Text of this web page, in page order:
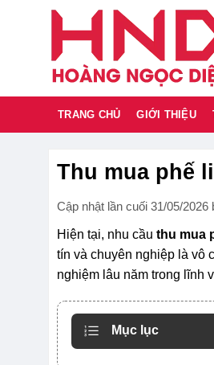
TRANG CHỦ GIỚI THIỆU
Thu mua phế
Cập nhật lần cuối 31/05/2026
Hiện tại, nhu cầuthu mua
tín và chuyên nghiệp là vô
nghiệm lâu năm trong lĩnh
Mục lục